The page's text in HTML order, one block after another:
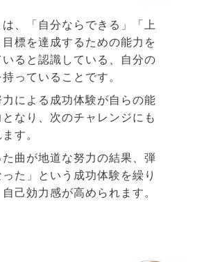
、「自分ならできる」「上
標を達成するための能力を
ると認識している、自分の
っていることです。
による成功体験が自らの能
なり、次のチャレンジにも
す。
た曲が地道な努力の結果、弾
た」という成功体験を繰り
己効力感が高められます。